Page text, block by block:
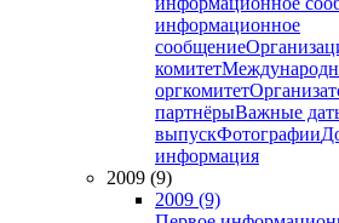
информационное
сообщение
комитет
оргкомитет
партнёрыВажные
выпускФотографии
информация
2009 (9)
2009 (9)